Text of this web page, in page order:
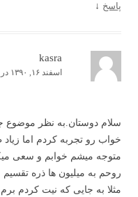
پاسخ ↓
kasra
اسفند ۱۶, ۱۳۹۰ در t ۳:۰۷ ب.ظ
سلام دوستان.به نظر موضوع
خواب رو تجربه کردم اما
متوجه میشم خوابم و سعی
روحم به میلیون ها ذره
مثلا به جایی که نیت کردم